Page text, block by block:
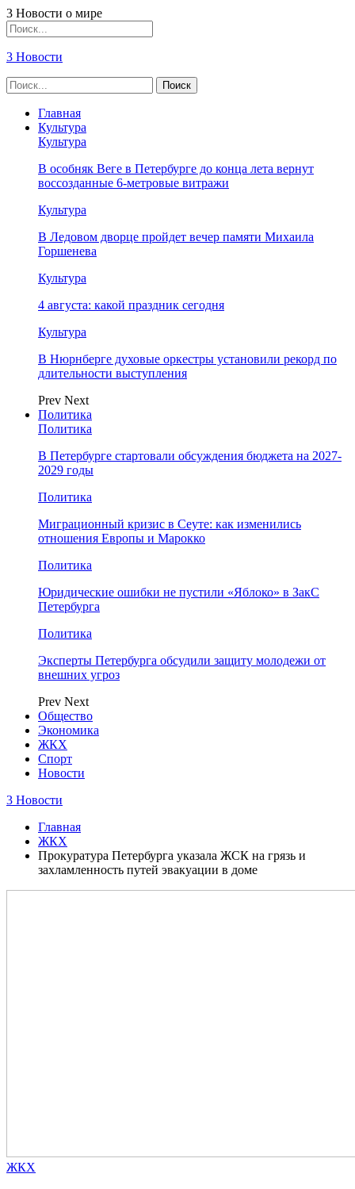
3 Новости о мире
3 Новости
Главная
Культура
Культура
В особняк Веге в Петербурге до конца лета вернут
воссозданные 6-метровые витражи
Культура
В Ледовом дворце пройдет вечер памяти Михаила
Горшенева
Культура
4 августа: какой праздник сегодня
Культура
В Нюрнберге духовые оркестры установили рекорд по
длительности выступления
Prev Next
Политика
Политика
В Петербурге стартовали обсуждения бюджета на 2027-
2029 годы
Политика
Миграционный кризис в Сеуте: как изменились
отношения Европы и Марокко
Политика
Юридические ошибки не пустили «Яблоко» в ЗакС
Петербурга
Политика
Эксперты Петербурга обсудили защиту молодежи от
внешних угроз
Prev Next
Общество
Экономика
ЖКХ
Спорт
Новости
3 Новости
Главная
ЖКХ
Прокуратура Петербурга указала ЖСК на грязь и
захламленность путей эвакуации в доме
ЖКХ